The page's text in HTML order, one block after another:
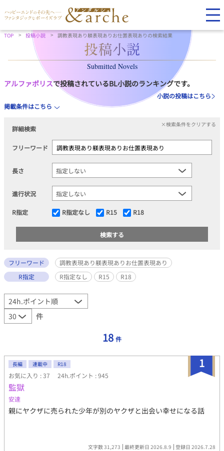
TOP 投稿小説 調教表現あり躾表現ありお仕置表現ありの検索結果
Submitted Novels
アルファポリスで投稿されているBL小説のランキングです。
小説の投稿はこちら
掲載条件はこちら
詳細検索
×検索条件をクリアする
フリーワード
長さ
進行状況
R指定 R指定なし R15 R18
フリーワード
調教表現あり躾表現ありお仕置表現あり
R指定
R指定なし R15 R18
件
18 件
1
長編 連載中 R18
お気に入り : 37 24h.ポイント : 945
監獄
安達
親にヤクザに売られた少年が別のヤクザと出会い幸せになる話
文字数 31,273 最終更新日 2026.8.9 登録日 2026.7.28